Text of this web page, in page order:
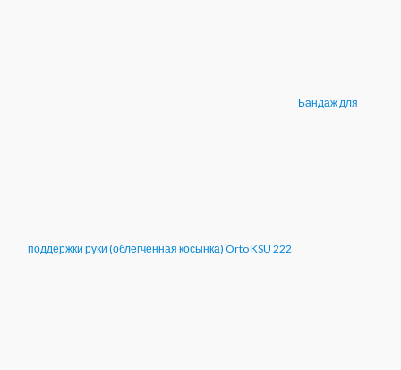
Бандаж для
поддержки руки (облегченная косынка) Orto KSU 222